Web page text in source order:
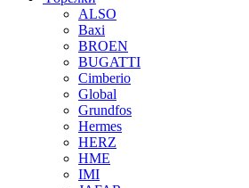
ALSO
Baxi
BROEN
BUGATTI
Cimberio
Global
Grundfos
Hermes
HERZ
HME
IMI